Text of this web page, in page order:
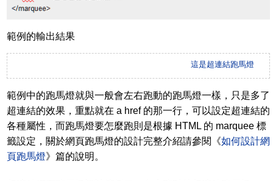
範例的輸出結果
這是超連結跑馬燈
範例中的跑馬燈就與一般會左右跑動的跑馬燈一樣，只是多了
超連結的效果，重點就在 a href 的那一行，可以設定超連結的
各種屬性，而跑馬燈要怎麼跑則是根據 HTML 的 marquee 標
籤設定，關於網頁跑馬燈的設計完整介紹請參閱《如何設計網
頁跑馬燈》篇的說明。